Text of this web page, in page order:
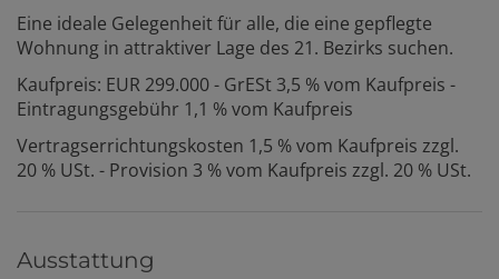
Eine ideale Gelegenheit für alle, die eine gepflegte
Wohnung in attraktiver Lage des 21. Bezirks suchen.
Kaufpreis: EUR 299.000 - GrESt 3,5 % vom Kaufpreis -
Eintragungsgebühr 1,1 % vom Kaufpreis
Vertragserrichtungskosten 1,5 % vom Kaufpreis zzgl.
20 % USt. - Provision 3 % vom Kaufpreis zzgl. 20 % USt.
Ausstattung